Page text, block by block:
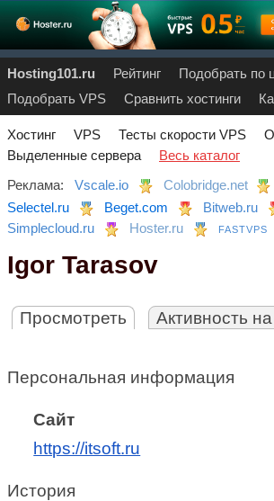
Hosting101.ru Рейтинг
Подобрать по
Подобрать VPS
Сравнить хостинги
Хостинг VPS Тесты скорости VPS
Выделенные сервера
Весь каталог
Реклама:
Vscale.io Colobridge.net
Selectel.ru Beget.com
Bitweb.ru
Simplecloud.ru
Hoster.ru FASTVPS
Igor Tarasov
Просмотреть Активность
Персональная информация
Сайт
https://itsoft.ru
История